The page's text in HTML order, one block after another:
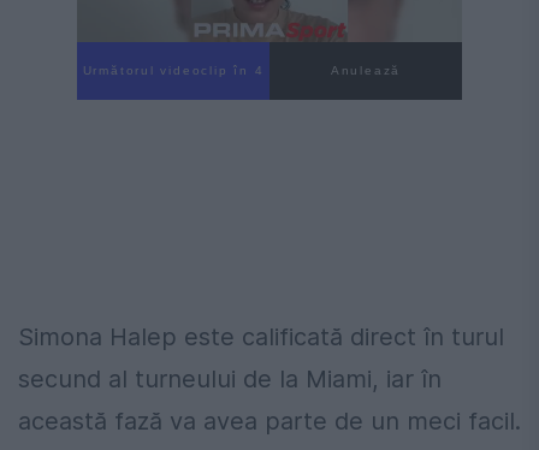
Următorul videoclip în 3 Anulează
Simona Halep este calificată direct în turul
secund al turneului de la Miami, iar în
această fază va avea parte de un meci facil.